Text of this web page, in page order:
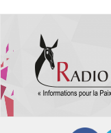
contenu
principal